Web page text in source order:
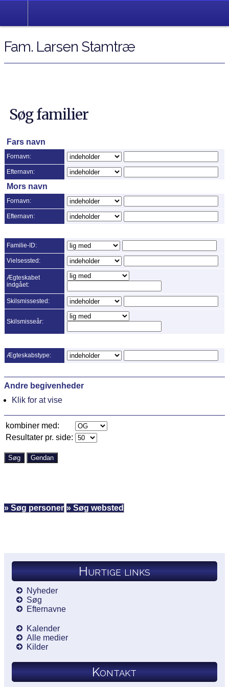
Fam. Larsen Stamtræ
Søg familier
Fars navn
Fornavn:
Efternavn:
Mors navn
Fornavn:
Efternavn:
Familie-ID:
Vielsessted:
Ægteskabet
indgået:
Skilsmissested:
Skilsmisseår:
Ægteskabstype:
Andre begivenheder
Klik for at vise
kombiner med:
Resultater pr. side:
» Søg personer » Søg websted
Hurtige links
Nyheder
Søg
Efternavne
Kalender
Alle medier
Kilder
Kontakt